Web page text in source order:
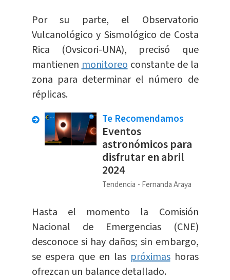
Por su parte, el Observatorio
Vulcanológico y Sismológico de Costa
Rica (Ovsicori-UNA), precisó que
mantienenmonitoreoconstante de la
zona para determinar el número de
réplicas.
Te Recomendamos
Eventos
astronómicos para
disfrutar en abril
2024
Tendencia Fernanda Araya
Hasta el momento la Comisión
Nacional de Emergencias (CNE)
desconoce si hay daños; sin embargo,
se espera que en las próximashoras
ofrezcan un balance detallado.